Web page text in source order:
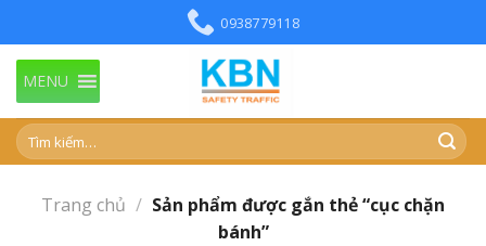
to
content
0938779118
MENU
Trang chủ / Sản phẩm được gắn thẻ “cục chặn
bánh”